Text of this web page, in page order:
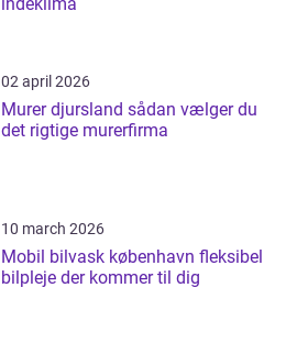
02 april 2026
Murer djursland sådan vælger du
det rigtige murerfirma
10 march 2026
Mobil bilvask københavn fleksibel
bilpleje der kommer til dig